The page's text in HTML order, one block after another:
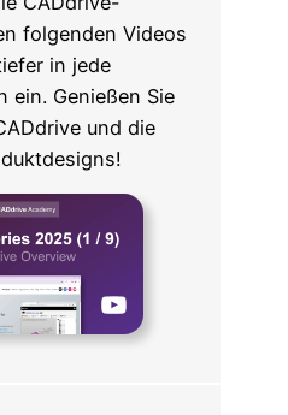
folgenden Videos
in jede
ein. Genießen Sie
und die